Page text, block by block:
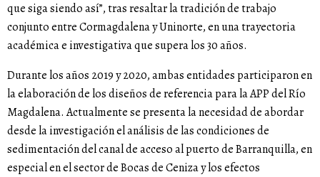
que siga siendo así”, tras resaltar la tradición de trabajo
conjunto entre Cormagdalena y Uninorte, en una trayectoria
académica e investigativa que supera los 30 años.
Durante los años 2019 y 2020, ambas entidades participaron en
la elaboración de los diseños de referencia para la APP del Río
Magdalena. Actualmente se presenta la necesidad de abordar
desde la investigación el análisis de las condiciones de
sedimentación del canal de acceso al puerto de Barranquilla, en
especial en el sector de Bocas de Ceniza y los efectos